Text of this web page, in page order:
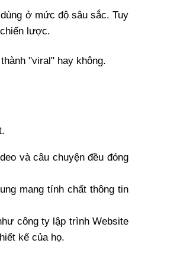
ở mức độ sâu sắc. Tuy
lược.
"viral" hay không.
và câu chuyện đều đóng
mang tính chất thông tin
công ty lập trình Website
kế của họ.